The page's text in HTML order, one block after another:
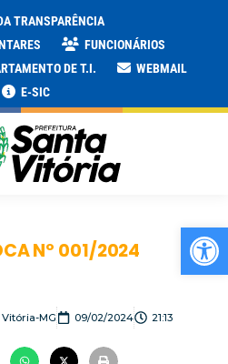
TRANSPARÊNCIA
FUNCIONÁRIOS
DE T.I.
WEBMAIL
E-SIC
Nº 001/2024
MG 09/02/2024 21:13